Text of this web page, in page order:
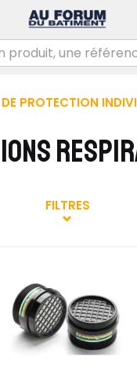
PROTECTION
FILTRES